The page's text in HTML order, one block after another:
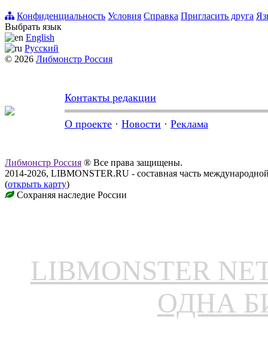
Конфиденциальность Условия Справка Пригласить друга
Выбрать язык
English
Русский
© 2026 Либмонстр Россия
Контакты редакции
О проекте · Новости · Реклама
Либмонстр Россия ® Все права защищены.
2014-2026, LIBMONSTER.RU - составная часть
(открыть карту)
Сохраняя наследие России
LIBMONSTER
ОДНА